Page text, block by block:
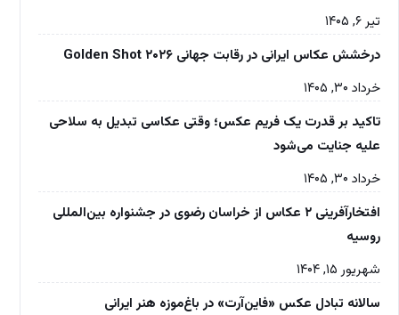
تیر ۶, ۱۴۰۵
درخشش عکاس ایرانی در رقابت جهانی Golden Shot ۲۰۲۶
خرداد ۳۰, ۱۴۰۵
تاکید بر قدرت یک فریم عکس؛ وقتی عکاسی تبدیل به سلاحی
علیه جنایت می‌شود
خرداد ۳۰, ۱۴۰۵
افتخارآفرینی ۲ عکاس از خراسان رضوی در جشنواره بین‌المللی
روسیه
شهریور ۱۵, ۱۴۰۴
سالانه تبادل عکس «فاین‌آرت» در باغ‌موزه‌ هنر ایرانی